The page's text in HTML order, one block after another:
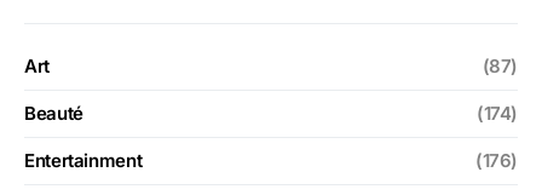
Art (87)
Beauté (174)
Entertainment (176)